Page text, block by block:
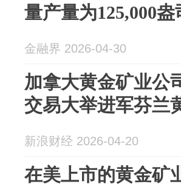
量产量为125,000
金融界 2026-04-30
加拿大黄金矿业公
交易大举进军芬兰
新浪财经 2026-04-20
在美上市的黄金矿